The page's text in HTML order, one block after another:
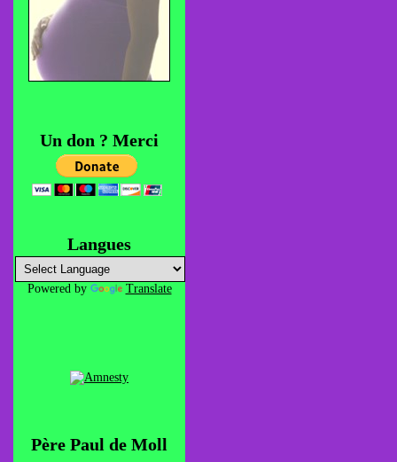
Un don ? Merci
Langues
Powered by Translate
Père Paul de Moll